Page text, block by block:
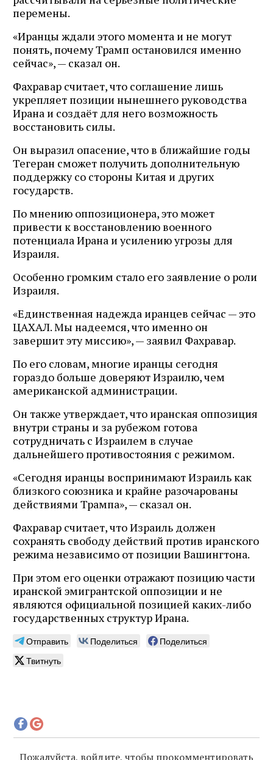
перемены.
«Иранцы ждали этого момента и не могут
понять, почему Трамп остановился именно
сейчас», — сказал он.
Фахравар считает, что соглашение лишь
укрепляет позиции нынешнего руководства
Ирана и создаёт для него возможность
восстановить силы.
Он выразил опасение, что в ближайшие годы
Тегеран сможет получить дополнительную
поддержку со стороны Китая и других
государств.
По мнению оппозиционера, это может
привести к восстановлению военного
потенциала Ирана и усилению угрозы для
Израиля.
Особенно громким стало его заявление о роли
Израиля.
«Единственная надежда иранцев сейчас — это
ЦАХАЛ. Мы надеемся, что именно он
завершит эту миссию», — заявил Фахравар.
По его словам, многие иранцы сегодня
гораздо больше доверяют Израилю, чем
американской администрации.
Он также утверждает, что иранская оппозиция
внутри страны и за рубежом готова
сотрудничать с Израилем в случае
дальнейшего противостояния с режимом.
«Сегодня иранцы воспринимают Израиль как
близкого союзника и крайне разочарованы
действиями Трампа», — сказал он.
Фахравар считает, что Израиль должен
сохранять свободу действий против иранского
режима независимо от позиции Вашингтона.
При этом его оценки отражают позицию части
иранской эмигрантской оппозиции и не
являются официальной позицией каких-либо
государственных структур Ирана.
Отправить Поделиться
Поделиться
Твитнуть
Пожалуйста, войдите, чтобы прокомментировать